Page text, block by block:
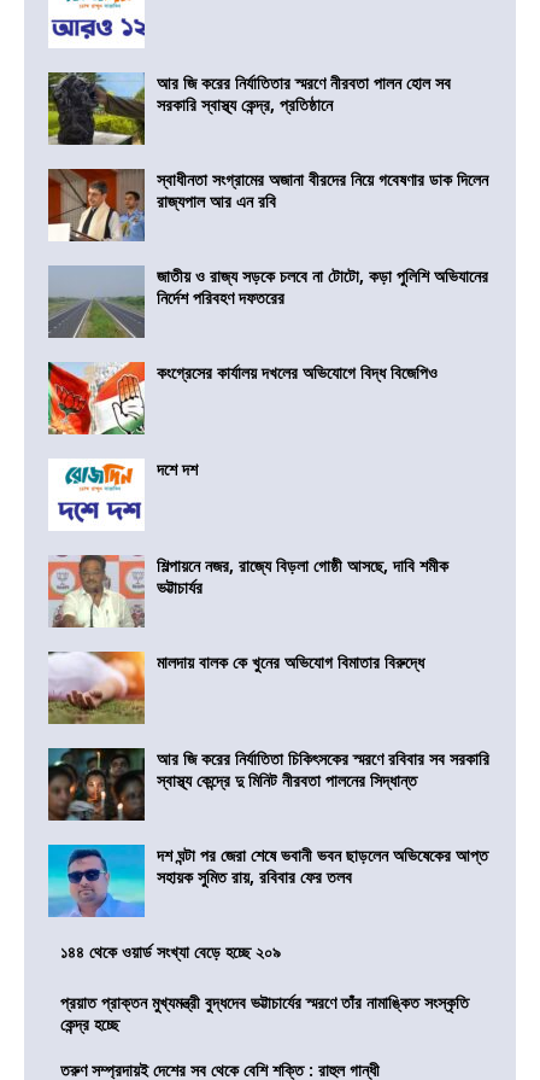
আর জি করের নির্যাতিতার স্মরণে নীরবতা পালন হোল সব
সরকারি স্বাস্থ্য কেন্দ্র, প্রতিষ্ঠানে
স্বাধীনতা সংগ্রামের অজানা বীরদের নিয়ে গবেষণার ডাক দিলেন
রাজ্যপাল আর এন রবি
জাতীয় ও রাজ্য সড়কে চলবে না টোটো, কড়া পুলিশি অভিযানের
নির্দেশ পরিবহণ দফতরের
কংগ্রেসের কার্যালয় দখলের অভিযোগে বিদ্ধ বিজেপিও
দশে দশ
শিল্পায়নে নজর, রাজ্যে বিড়লা গোষ্ঠী আসছে, দাবি শমীক
ভট্টাচার্যর
মালদায় বালক কে খুনের অভিযোগ বিমাতার বিরুদ্ধে
আর জি করের নির্যাতিতা চিকিৎসকের স্মরণে রবিবার সব সরকারি
স্বাস্থ্য কেন্দ্রে দু মিনিট নীরবতা পালনের সিদ্ধান্ত
দশ ঘন্টা পর জেরা শেষে ভবানী ভবন ছাড়লেন অভিষেকের আপ্ত
সহায়ক সুমিত রায়, রবিবার ফের তলব
১৪৪ থেকে ওয়ার্ড সংখ্যা বেড়ে হচ্ছে ২০৯
প্রয়াত প্রাক্তন মুখ্যমন্ত্রী বুদ্ধদেব ভট্টাচার্যের স্মরণে তাঁর নামাঙ্কিত সংস্কৃতি
কেন্দ্র হচ্ছে
তরুণ সম্প্রদায়ই দেশের সব থেকে বেশি শক্তি : রাহুল গান্ধী